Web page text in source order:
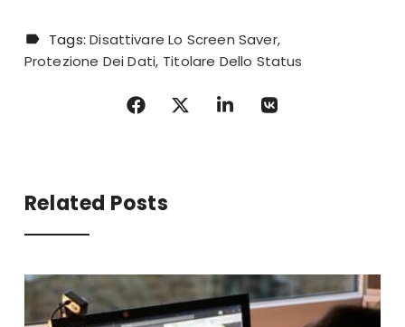
Tags:Disattivare Lo Screen Saver
Protezione Dei Dati Titolare Dello Status
Related Posts